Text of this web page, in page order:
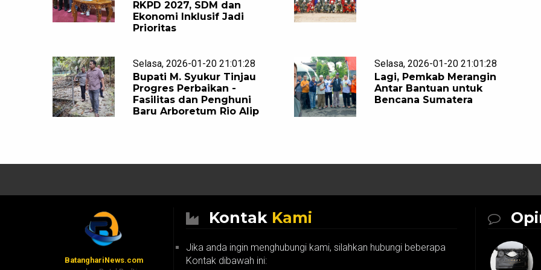
RKPD 2027, SDM dan
Ekonomi Inklusif Jadi
Prioritas
Selasa, 2026-01-20 21:01:28
Bupati M. Syukur Tinjau
Progres Perbaikan -
Fasilitas dan Penghuni
Baru Arboretum Rio Alip
Selasa, 2026-01-20 21:01:28
Lagi, Pemkab Merangin
Antar Bantuan untuk
Bencana Sumatera
BatanghariNews.com
Kontak Kami
Jika anda ingin menghubungi kami, silahkan hubungi beberapa
Kontak dibawah ini: